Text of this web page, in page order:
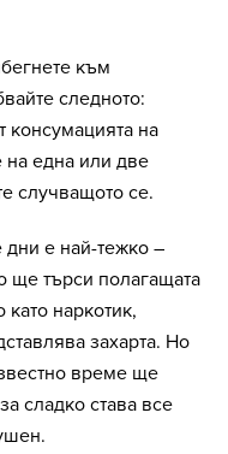
към
следното:
консумацията на
една или две
случващото се.
е най-тежко –
ще търси полагащата
като наркотик,
захарта. Но
време ще
сладко става все